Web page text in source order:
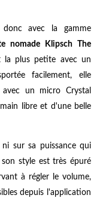
donc avec la gamme
nomade Klipsch The
la plus petite avec un
facilement, elle
un micro Crystal
libre et d'une belle
sur sa puissance qui
style est très épuré
à régler le volume,
depuis l'application